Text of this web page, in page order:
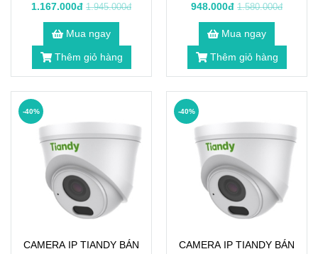
1.167.000đ 1.945.000đ
Mua ngay
Thêm giỏ hàng
948.000đ 1.580.000đ
Mua ngay
Thêm giỏ hàng
CAMERA IP TIANDY BÁN
-40%
CAMERA IP TIANDY BÁN
-40%